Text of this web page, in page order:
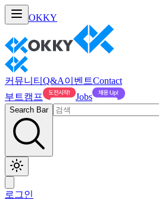
OKKY
커뮤니티 Q&A이벤트Contact
부트캠프
Jobs
Search Bar
로그인